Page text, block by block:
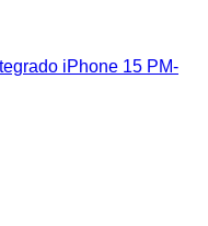
iPhone 15 PM-